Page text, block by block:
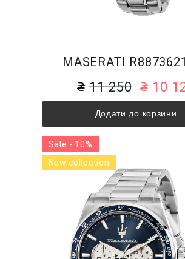
MASERATI
11 250 10
Додати до корзини
Sale - 10%
New collection